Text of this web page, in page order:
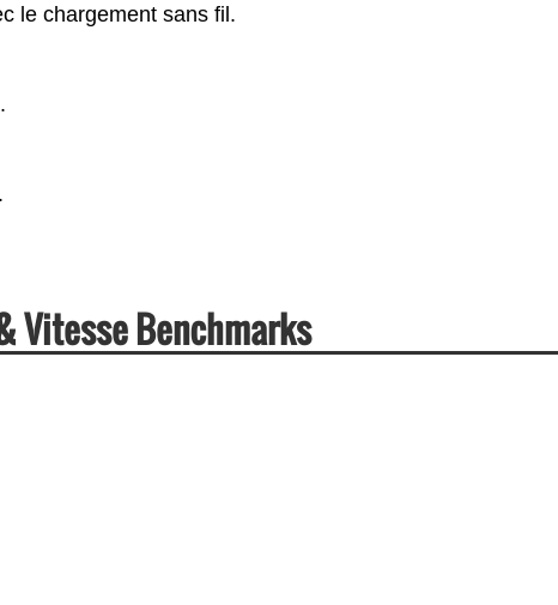
le chargement sans fil.
Vitesse Benchmarks